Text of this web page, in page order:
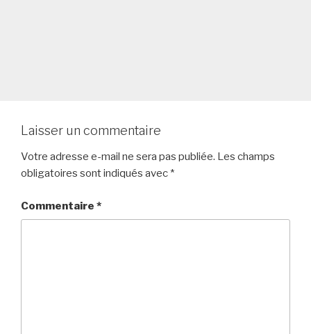
Laisser un commentaire
Votre adresse e-mail ne sera pas publiée. Les champs
obligatoires sont indiqués avec *
Commentaire *